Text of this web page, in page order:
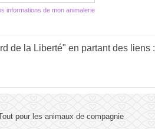
informations de mon animalerie
de la Liberté" en partant des liens :
pour les animaux de compagnie